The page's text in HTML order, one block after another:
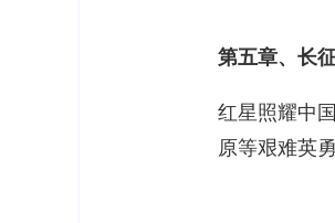
第五章、长
红星照耀中
原等艰难英